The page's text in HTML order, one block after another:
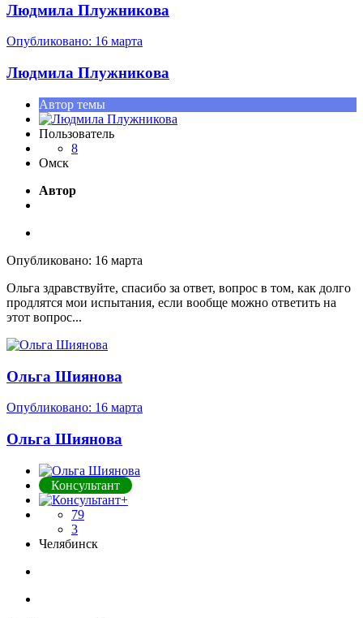
Людмила Плужникова
Опубликовано: 16 марта
Людмила Плужникова
Автор темы
Пользователь
8
Омск
Автор
Опубликовано: 16 марта
Ольга здравствуйте, спасибо за ответ, вопрос в том, как долго
продлятся мои испытания, если вообще можно ответить на
этот вопрос...
Ольга Шиянова
Опубликовано: 16 марта
Ольга Шиянова
Консультант
79
3
Челябинск